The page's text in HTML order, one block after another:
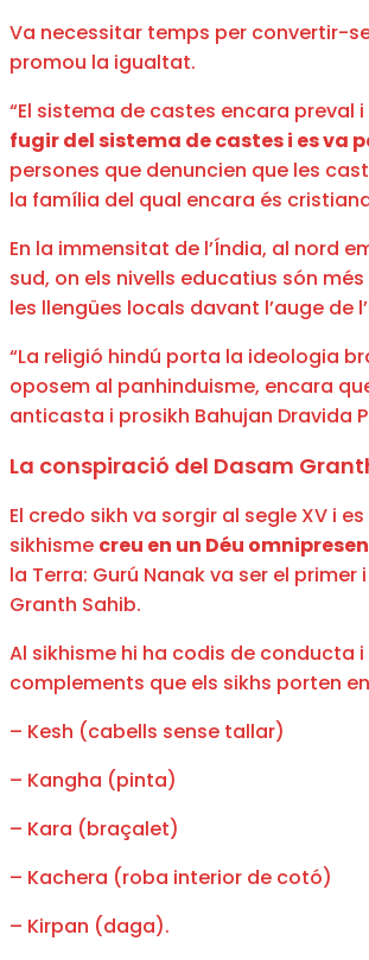
Va necessitar temps per convertir-
promou la igualtat.
“El sistema de castes encara
fugir del sistema de castes i es va
persones que denuncien que les
la família del qual encara és
En la immensitat de l’Índia, al nord
sud, on els nivells educatius són
les llengües locals davant l’auge de
“La religió hindú porta la ideologia
oposem al panhinduisme, encara
anticasta i prosikh Bahujan Dravida
La conspiració del Dasam
El credo sikh va sorgir al segle XV i
sikhisme creu en un Déu
la Terra: Gurú Nanak va ser el
Granth Sahib.
Al sikhisme hi ha codis de conducta
complements que els sikhs porten
– Kesh (cabells sense tallar)
– Kangha (pinta)
– Kara (braçalet)
– Kachera (roba interior de cotó)
– Kirpan (daga).